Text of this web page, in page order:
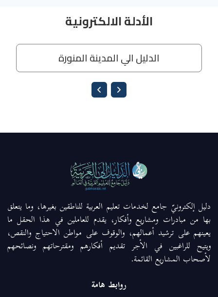
دليل إلكترونيّ جامع لخدمات تعليم العربية للناطقين بغيرها، وما يتعلق
بها من مبادرات ومشاريع وأفكار، يقدم للعاملين في هذا الحقل ما
يعينهم على ترشيد أعمالهم، والوقوف على مواطن الاحتياج والنقص،
ويتيح للراغبين في الأجر تقديم أفكارهم ومقترحاتهم ونصائحهم
لأصحاب المشاريع القائمة.
روابط هامة